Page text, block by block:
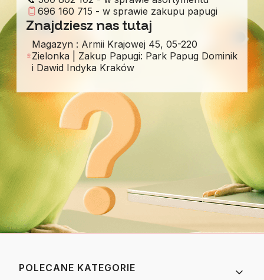
696 160 715 - w sprawie zakupu papugi
Znajdziesz nas tutaj
Magazyn : Armii Krajowej 45, 05-220
Zielonka | Zakup Papugi: Park Papug Dominik
i Dawid Indyka Kraków
Linki w stopce
POLECANE KATEGORIE